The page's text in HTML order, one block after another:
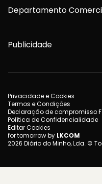
Departamento
Publicidade
Privacidade e Cookies
Termos e Condições
Declaração de compromisso
Política de Confidencialidade
Editar Cookies
for tomorrow by LKCOM
2026 Diário do Minho, Lda. ©